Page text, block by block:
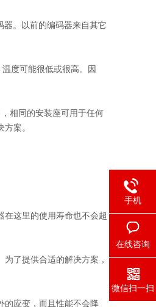
。以前的编码器来自其它
度可能很低或很高。因
相同的安装座可用于任何
案。
这里的使用寿命也不会超
了提供合适的解决方案，
的应变，而且性能不会降
手机
在线咨询
微信扫一扫